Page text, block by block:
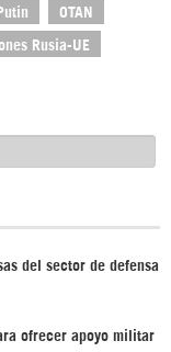
OTAN
Rusia-UE
del sector de defensa
ofrecer apoyo militar